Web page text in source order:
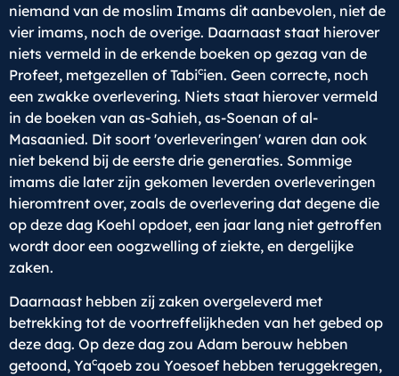
niemand van de moslim Imams dit aanbevolen, niet de
vier imams, noch de overige. Daarnaast staat hierover
niets vermeld in de erkende boeken op gezag van de
Profeet, metgezellen of Tabicien. Geen correcte, noch
een zwakke overlevering. Niets staat hierover vermeld
in de boeken van as-Sahieh, as-Soenan of al-
Masaanied. Dit soort 'overleveringen' waren dan ook
niet bekend bij de eerste drie generaties. Sommige
imams die later zijn gekomen leverden overleveringen
hieromtrent over, zoals de overlevering dat degene die
op deze dag Koehl opdoet, een jaar lang niet getroffen
wordt door een oogzwelling of ziekte, en dergelijke
zaken.
Daarnaast hebben zij zaken overgeleverd met
betrekking tot de voortreffelijkheden van het gebed op
deze dag. Op deze dag zou Adam berouw hebben
getoond, Yacqoeb zou Yoesoef hebben teruggekregen,